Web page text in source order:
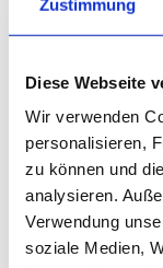
Zustimmung
Diese Webseite
Wir verwenden
personalisieren,
zu können und
analysieren.
Verwendung
soziale Medien,
langfristige
sorgfältiger
Experten jede
Energie aus
Wir sind